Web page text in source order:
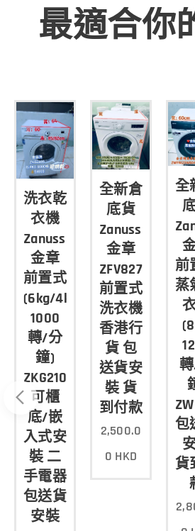
最適合你
洗衣乾
衣機
Zanussi
金章
前置式
(6kg/4kg,
1000
轉/分
鐘)
ZKG2105
可櫃
底/嵌
入式安
裝 二
手電器
包送貨
安裝
全新倉
底貨
Zanussi
金章
ZFV827
前置式
洗衣機
香港行
貨 包
送貨安
裝 貨
到付款
2,500.0
0 HKD
全
前
蒸
包
貨